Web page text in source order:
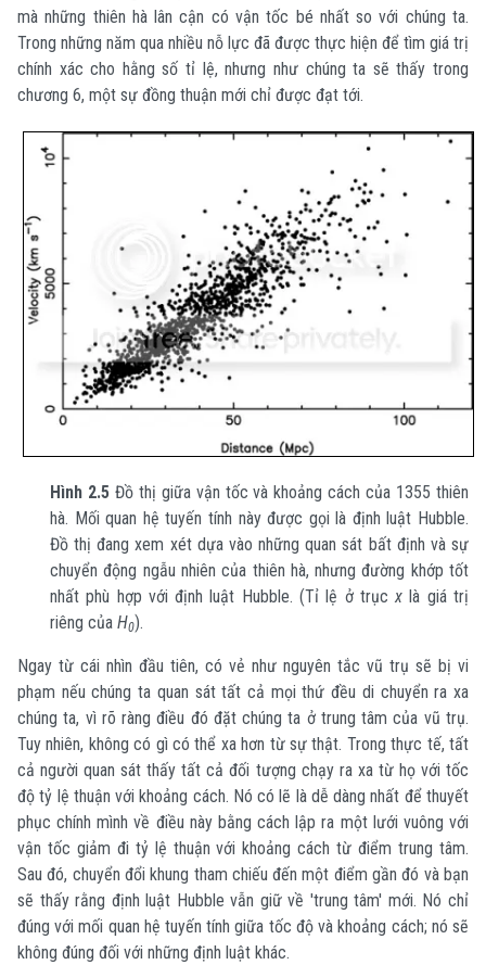
mà những thiên hà lân cận có vận tốc bé nhất so với chúng ta.
Trong những năm qua nhiều nỗ lực đã được thực hiện để tìm giá trị
chính xác cho hằng số tỉ lệ, nhưng như chúng ta sẽ thấy trong
chương 6, một sự đồng thuận mới chỉ được đạt tới.
Hình 2.5 Đồ thị giữa vận tốc và khoảng cách của 1355 thiên
hà. Mối quan hệ tuyến tính này được gọi là định luật Hubble.
Đồ thị đang xem xét dựa vào những quan sát bất định và sự
chuyển động ngẫu nhiên của thiên hà, nhưng đường khớp tốt
nhất phù hợp với định luật Hubble. (Tỉ lệ ở trụcx là giá trị
riêng của H0).
Ngay từ cái nhìn đầu tiên, có vẻ như nguyên tắc vũ trụ sẽ bị vi
phạm nếu chúng ta quan sát tất cả mọi thứ đều di chuyển ra xa
chúng ta, vì rõ ràng điều đó đặt chúng ta ở trung tâm của vũ trụ.
Tuy nhiên, không có gì có thể xa hơn từ sự thật. Trong thực tế, tất
cả người quan sát thấy tất cả đối tượng chạy ra xa từ họ với tốc
độ tỷ lệ thuận với khoảng cách. Nó có lẽ là dễ dàng nhất để thuyết
phục chính mình về điều này bằng cách lập ra một lưới vuông với
vận tốc giảm đi tỷ lệ thuận với khoảng cách từ điểm trung tâm.
Sau đó, chuyển đổi khung tham chiếu đến một điểm gần đó và bạn
sẽ thấy rằng định luật Hubble vẫn giữ về 'trung tâm' mới. Nó chỉ
đúng với mối quan hệ tuyến tính giữa tốc độ và khoảng cách; nó sẽ
không đúng đối với những định luật khác.